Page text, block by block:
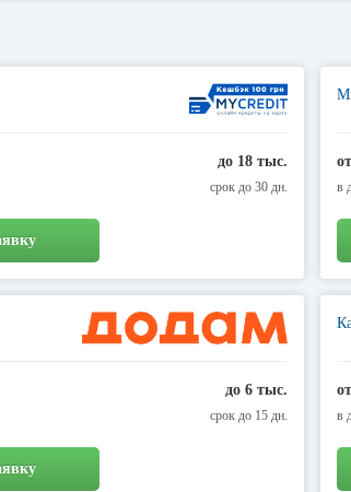
до 18 тыс.
срок до 30 дн. в
до 6 тыс.
срок до 15 дн. в